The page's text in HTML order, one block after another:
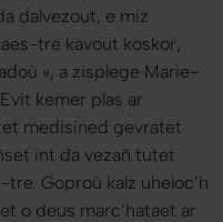
dalvezout, e miz
tre kavout koskor,
», a zisplege Marie-
kemer plas ar
medisined gevratet
int da vezañ tutet
Goproù kalz uheloc’h
o deus marc’hataet ar